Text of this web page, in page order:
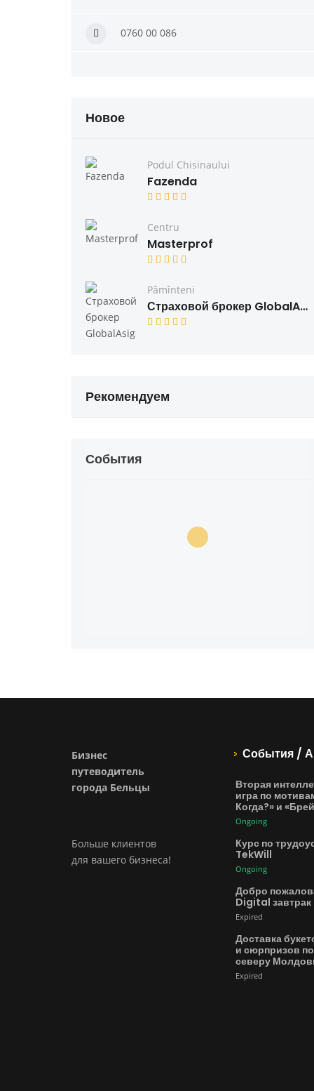
0760 00 086
Новое
Podul Chisinaului
Fazenda
Centru
Masterprof
Pămînteni
Страховой брокер GlobalAsig
Рекомендуем
События
Бизнес
путеводитель
города Бельцы
Больше клиентов
для вашего бизнеса!
События /
Вторая
игра по
Когда?» и
Ongoing
Курс по
TekWill
Ongoing
Добро
Digital завтрак
Expired
Доставка
и сюрпризов
северу
Expired